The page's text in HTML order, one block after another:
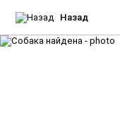
Назад